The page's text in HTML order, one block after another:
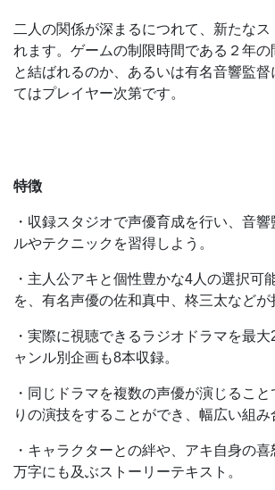
二人の関係が深まるにつれて、新たなス
れます。ゲームの制限時間である２年
と結ばれるのか、あるいは有名音響監
てはプレイヤー次第です。
特徴
・収録スタジオで声優育成を行い、音
ルやテクニックを習得しよう。
・主人公アキと個性豊かな4人の選択可
を、有名声優の佐和真中、柊三太などが
・実際に視聴できるラジオドラマを最
ャンル別企画も8本収録。
・同じドラマを複数の声優が演じるこ
りの演技をすることができ、幅広い組み
・キャラクターとの絆や、アキ自身の
万字にも及ぶストーリーテキスト。